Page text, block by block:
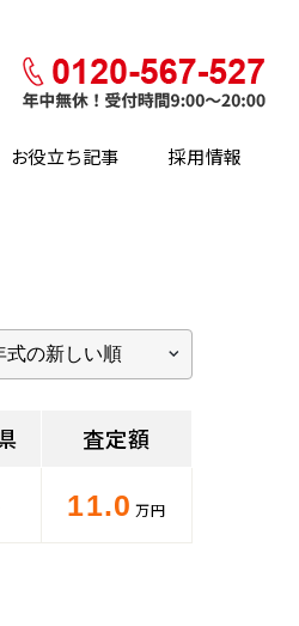
お役立ち記事 採用情報
査定額
11.0 万円